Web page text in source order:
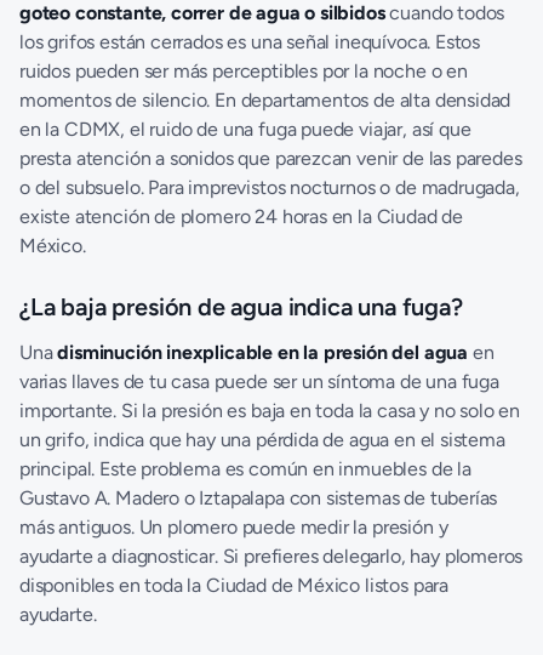
goteo constante, correr de agua o silbidoscuando todos
los grifos están cerrados es una señal inequívoca. Estos
ruidos pueden ser más perceptibles por la noche o en
momentos de silencio. En departamentos de alta densidad
en la CDMX, el ruido de una fuga puede viajar, así que
presta atención a sonidos que parezcan venir de las paredes
o del subsuelo. Para imprevistos nocturnos o de madrugada,
existe atención de plomero 24 horasen la Ciudad de
México.
¿La baja presión de agua indica una fuga?
Unadisminución inexplicable en la presión del agua en
varias llaves de tu casa puede ser un síntoma de una fuga
importante. Si la presión es baja en toda la casa y no solo en
un grifo, indica que hay una pérdida de agua en el sistema
principal. Este problema es común en inmuebles de la
Gustavo A. Madero o Iztapalapa con sistemas de tuberías
más antiguos. Un plomero puede medir la presión y
ayudarte a diagnosticar. Si prefieres delegarlo, hay plomeros
disponibles en toda la Ciudad de México listos para
ayudarte.